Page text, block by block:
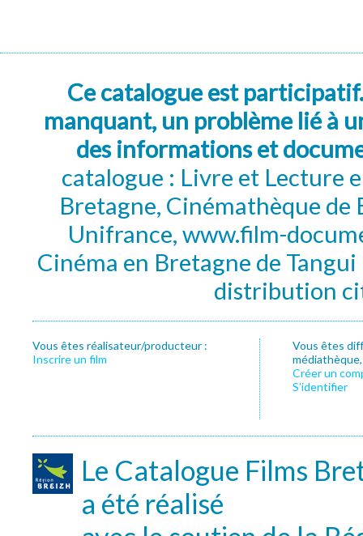
Ce catalogue est
manquant, un problème lié à
des informations et
catalogue : Livre et Lecture
Bretagne, Cinémathèque de
Unifrance, www.film-
Cinéma en Bretagne de
distribution
Vous êtes réalisateur/producteur :
Inscrire un film
Vous êtes
Créer un
S’identifier
Le Catalogue Films
a été réalisé